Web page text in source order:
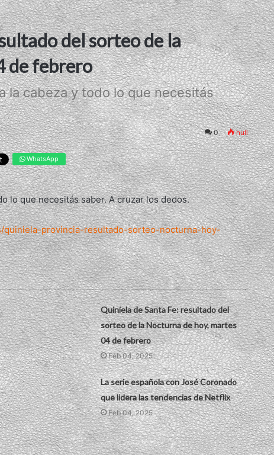
del sorteo de la
de febrero
la cabeza y todo lo que necesitás
0 null
WhatsApp
lo que necesitás saber. A cruzar los dedos.
provincia-resultado-sorteo-nocturna-hoy-
Quiniela de Santa Fe: resultado del
sorteo de la Nocturna de hoy, martes
04 de febrero
Feb 04, 2025
La serie española con José Coronado
que lidera las tendencias de Netflix
Feb 04, 2025